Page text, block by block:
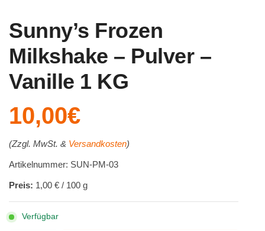
Sunny’s Frozen
Milkshake – Pulver –
Vanille 1 KG
10,00€
(Zzgl. MwSt. & Versandkosten)
Artikelnummer: SUN-PM-03
Preis: 1,00 € / 100 g
Verfügbar